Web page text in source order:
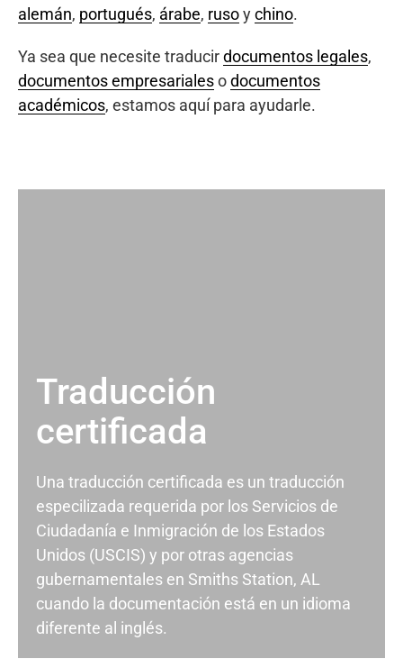
alemán, portugués, árabe, rusoychino.
Ya sea que necesite traducirdocumentos legales,
documentos empresarialesodocumentos
académicos, estamos aquí para ayudarle.
Traducción
certificada
Una traducción certificada es un traducción
especilizada requerida por los Servicios de
Ciudadanía e Inmigración de los Estados
Unidos (USCIS) y por otras agencias
gubernamentales en Smiths Station, AL
cuando la documentación está en un idioma
diferente al inglés.